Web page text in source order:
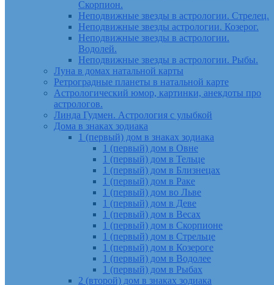
Скорпион.
Неподвижные звезды в астрологии. Стрелец.
Неподвижные звезды астрологии. Козерог.
Неподвижные звезды в астрологии.
Водолей.
Неподвижные звезды в астрологии. Рыбы.
Луна в домах натальной карты
Ретроградные планеты в натальной карте
Астрологический юмор, картинки, анекдоты про
астрологов.
Линда Гудмен. Астрология с улыбкой
Дома в знаках зодиака
1 (первый) дом в знаках зодиака
1 (первый) дом в Овне
1 (первый) дом в Тельце
1 (первый) дом в Близнецах
1 (первый) дом в Раке
1 (первый) дом во Льве
1 (первый) дом в Деве
1 (первый) дом в Весах
1 (первый) дом в Скорпионе
1 (первый) дом в Стрельце
1 (первый) дом в Козероге
1 (первый) дом в Водолее
1 (первый) дом в Рыбах
2 (второй) дом в знаках зодиака